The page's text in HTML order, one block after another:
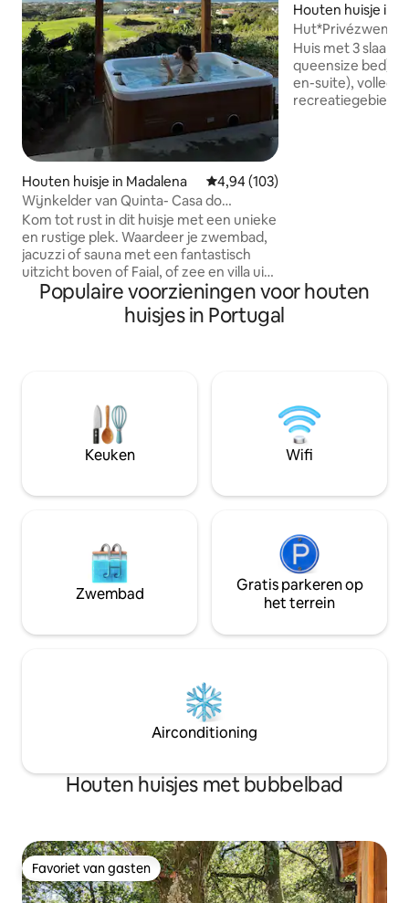
Houten huisje in Madalena Gemiddelde beoordeling van
4,94 (103)
Wijnkelder van Quinta- Casa do
Camolas
Kom tot rust in dit huisje met een unieke
en rustige plek. Waardeer je zwembad,
jacuzzi of sauna met een fantastisch
uitzicht boven of Faial, of zee en villa uit
Madalena. Desfrute de uma linda house
madeira num unieke en speciale plek
met zwembad, jacuzzi en sauna.
van Vila da Madalena, inclusief een
slaapkamer met een tweepersoonsbed
en een woonkamer met een slaapbank.
Houten huisje in
Xisto
Huis met 3
queensize bed), 2
en-suite),
recreatiegebied
Populaire voorzieningen voor houten
huisjes in Portugal
Keuken Wifi
Zwembad
Gratis parkeren op
het terrein
Airconditioning
Houten huisjes met bubbelbad
Favoriet van gasten
Favoriet van gasten